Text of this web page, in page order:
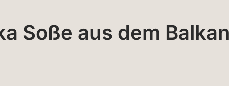
Soße aus dem Balkan